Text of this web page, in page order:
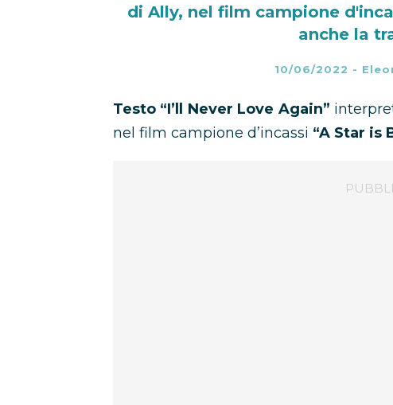
di Ally, nel film campione
anche la
10/06/2022 -
Testo “I’ll Never Love Again”
nel film campione d’incassi “A Star is